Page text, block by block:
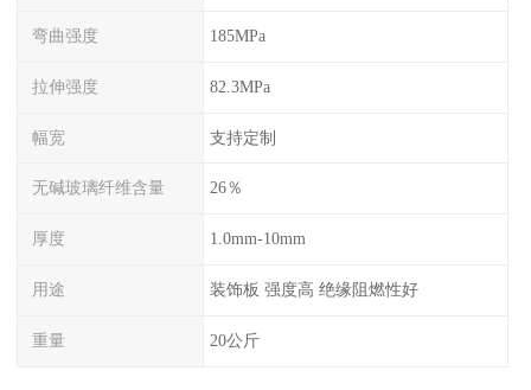
弯曲强度 185MPa
拉伸强度 82.3MPa
幅宽 支持定制
无碱玻璃纤维含量 26％
厚度 1.0mm-10mm
用途 装饰板 强度高 绝缘阻燃性好
重量 20公斤